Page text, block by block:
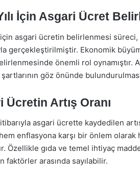
İçin Asgari Ücret
için asgari ücretin belirlenmesi
gerçekleştirilmiştir. Ekonomik
önemli rol oynamıştır.
göz önünde
Ücretin Artış Oranı
itibarıyla asgari ücrette kaydedilen
enflasyona karşı bir önlem
Özellikle gıda ve temel ihtiyaç
faktörler arasında sayılabilir.